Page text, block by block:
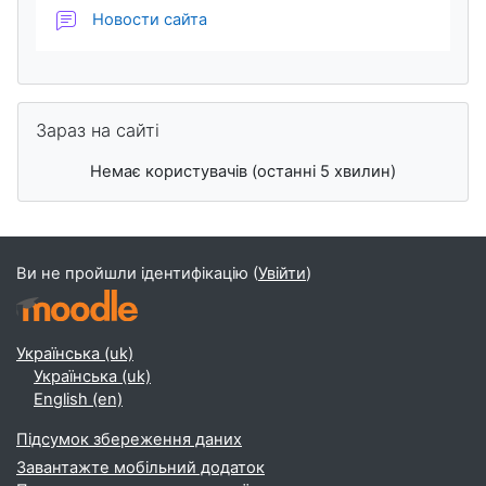
Новости сайтаФорум
Зараз на сайті
Немає користувачів (останні 5 хвилин)
Ви не пройшли ідентифікацію (Увійти)
Українська ‎(uk)‎
Українська ‎(uk)‎
English ‎(en)‎
Підсумок збереження даних
Завантажте мобільний додаток